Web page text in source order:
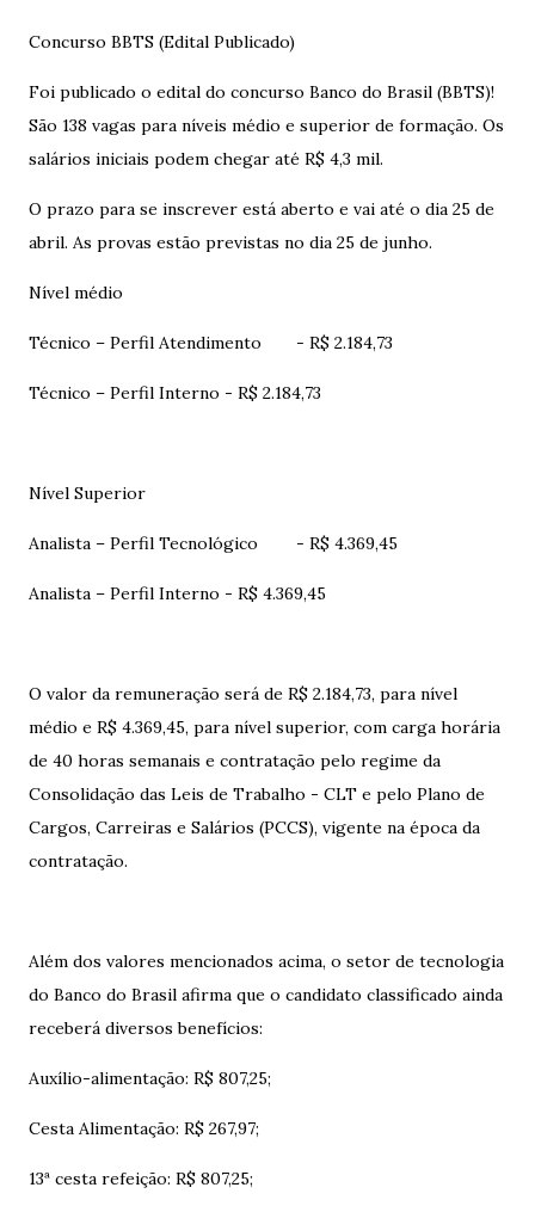
Concurso BBTS (Edital Publicado)
Foi publicado o edital do concurso Banco do Brasil (BBTS)!
São 138 vagas para níveis médio e superior de formação. Os
salários iniciais podem chegar até R$ 4,3 mil.
O prazo para se inscrever está aberto e vai até o dia 25 de
abril. As provas estão previstas no dia 25 de junho.
Nível médio
Técnico – Perfil Atendimento - R$ 2.184,73
Técnico – Perfil Interno - R$ 2.184,73
Nível Superior
Analista – Perfil Tecnológico - R$ 4.369,45
Analista – Perfil Interno - R$ 4.369,45
O valor da remuneração será de R$ 2.184,73, para nível
médio e R$ 4.369,45, para nível superior, com carga horária
de 40 horas semanais e contratação pelo regime da
Consolidação das Leis de Trabalho - CLT e pelo Plano de
Cargos, Carreiras e Salários (PCCS), vigente na época da
contratação.
Além dos valores mencionados acima, o setor de tecnologia
do Banco do Brasil afirma que o candidato classificado ainda
receberá diversos benefícios:
Auxílio-alimentação: R$ 807,25;
Cesta Alimentação: R$ 267,97;
13ª cesta refeição: R$ 807,25;